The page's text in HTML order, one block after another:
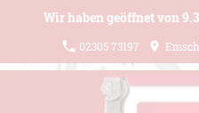
Wir haben geöffnet von
02305 73197